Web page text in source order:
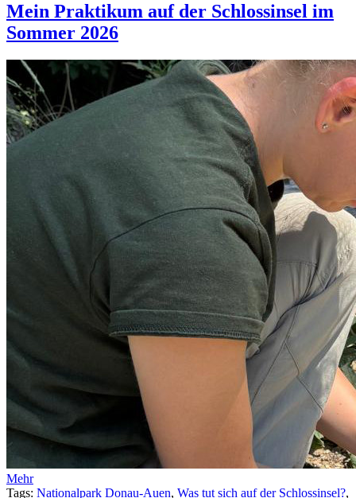
Mein Praktikum auf der Schlossinsel im
Sommer 2026
Mehr
Tags: Nationalpark Donau-Auen, Was tut sich auf der Schlossinsel?,